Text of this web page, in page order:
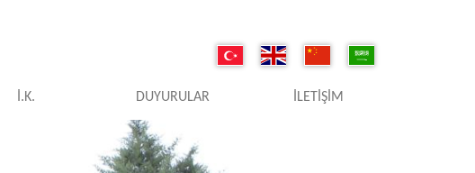
İ.K. DUYURULAR İLETIŞIM